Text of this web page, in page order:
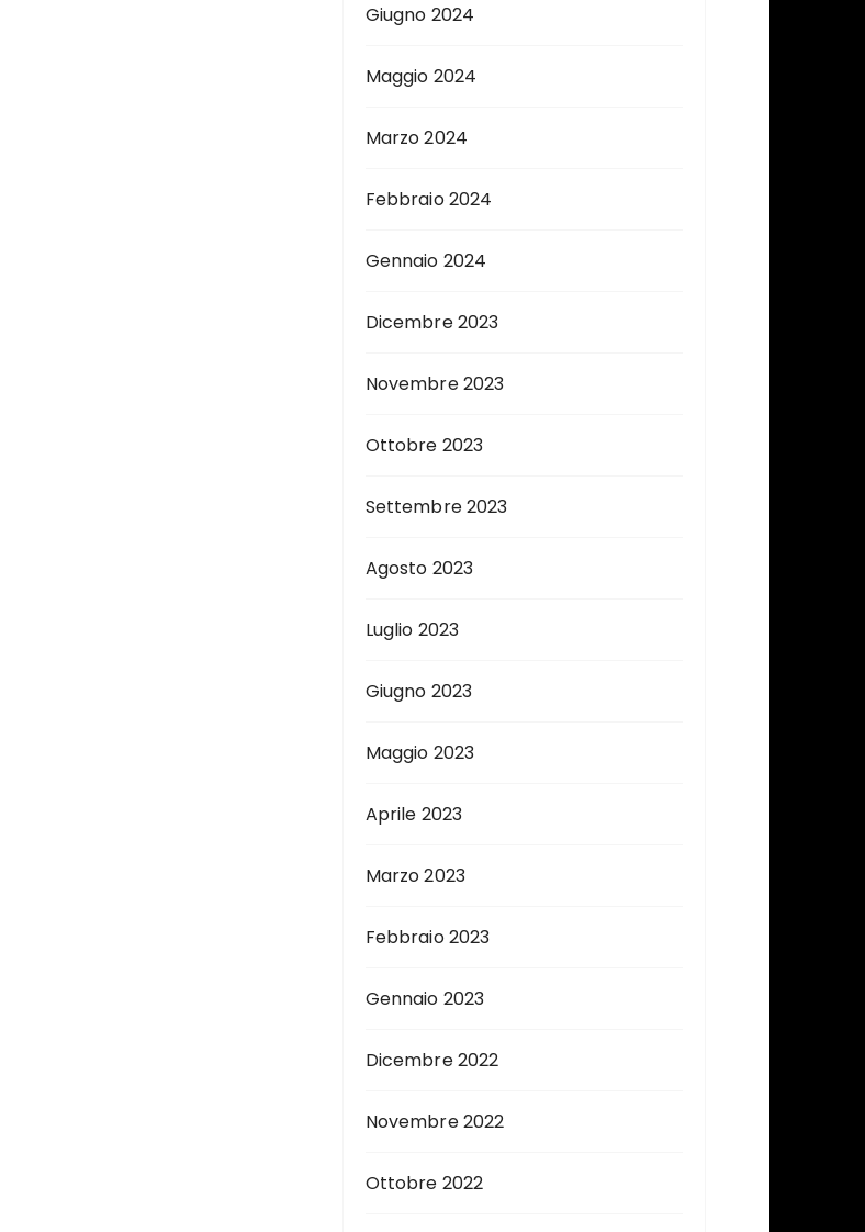
Giugno 2024
Maggio 2024
Marzo 2024
Febbraio 2024
Gennaio 2024
Dicembre 2023
Novembre 2023
Ottobre 2023
Settembre 2023
Agosto 2023
Luglio 2023
Giugno 2023
Maggio 2023
Aprile 2023
Marzo 2023
Febbraio 2023
Gennaio 2023
Dicembre 2022
Novembre 2022
Ottobre 2022